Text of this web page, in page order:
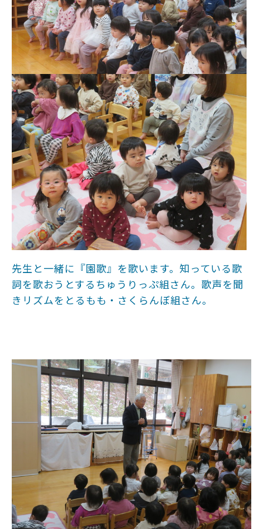
先生と一緒に『園歌』を歌います。知っている歌
詞を歌おうとするちゅうりっぷ組さん。歌声を聞
きリズムをとるもも・さくらんぼ組さん。